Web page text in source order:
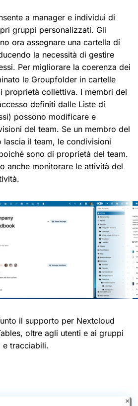
a manager e individui di
gruppi personalizzati. Gli
ora assegnare una cartella di
la necessità di gestire
Per migliorare la coerenza dei
le Groupfolder in cartelle
proprietà collettiva. I membri del
definiti dalle Liste di
possono modificare e
del team. Se un membro del
lascia il team, le condivisioni
sono di proprietà del team.
anche monitorare le attività del
il supporto per Nextcloud
oltre agli utenti e ai gruppi
e tracciabili.